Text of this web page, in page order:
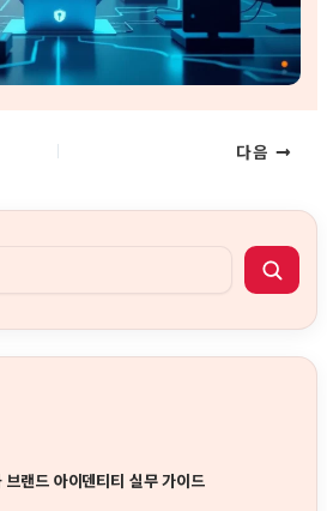
다음
브랜드 아이덴티티 실무 가이드